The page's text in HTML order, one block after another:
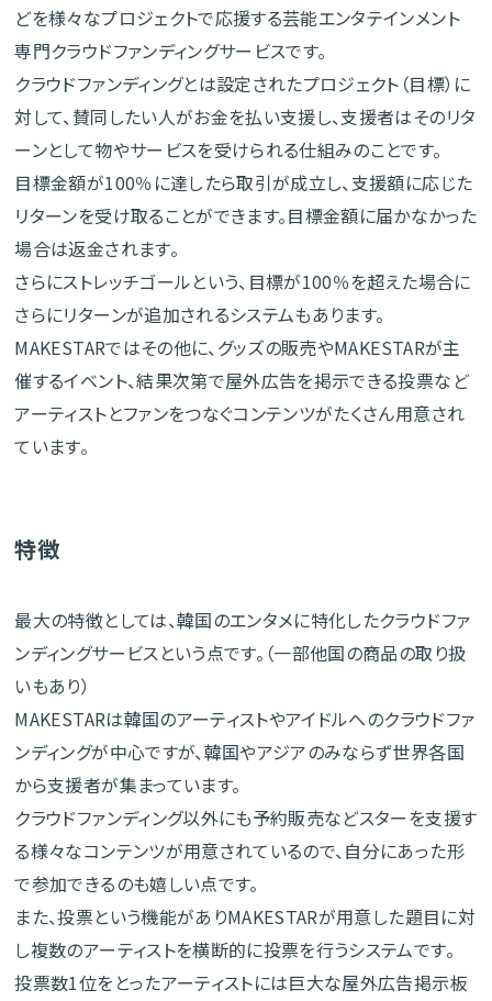
どを様々なプロジェクトで応援する芸能エンタテインメント
専門クラウドファンディングサービスです。
クラウドファンディングとは設定されたプロジェクト（目標）に
対して、賛同したい人がお金を払い支援し、支援者はそのリタ
ーンとして物やサービスを受けられる仕組みのことです。
目標金額が100％に達したら取引が成立し、支援額に応じた
リターンを受け取ることができます。目標金額に届かなかった
場合は返金されます。
さらにストレッチゴールという、目標が100％を超えた場合に
さらにリターンが追加されるシステムもあります。
MAKESTARではその他に、グッズの販売やMAKESTARが主
催するイベント、結果次第で屋外広告を掲示できる投票など
アーティストとファンをつなぐコンテンツがたくさん用意され
ています。
特徴
最大の特徴としては、韓国のエンタメに特化したクラウドファ
ンディングサービスという点です。（一部他国の商品の取り扱
いもあり）
MAKESTARは韓国のアーティストやアイドルへのクラウドファ
ンディングが中心ですが、韓国やアジアのみならず世界各国
から支援者が集まっています。
クラウドファンディング以外にも予約販売などスターを支援す
る様々なコンテンツが用意されているので、自分にあった形
で参加できるのも嬉しい点です。
また、投票という機能がありMAKESTARが用意した題目に対
し複数のアーティストを横断的に投票を行うシステムです。
投票数1位をとったアーティストには巨大な屋外広告掲示板